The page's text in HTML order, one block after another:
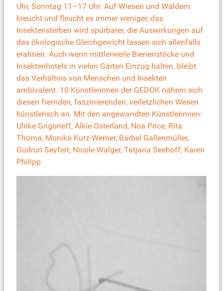
Uhr, Sonntag 11–17 Uhr. Auf Wiesen und Wäldern
kreucht und fleucht es immer weniger, das
Insektensterben wird spürbarer, die Auswirkungen auf
das ökologische Gleichgewicht lassen sich allenfalls
erahnen. Auch wenn mittlerweile Bienenstöcke und
Insektenhotels in vielen Gärten Einzug halten, bleibt
das Verhältnis von Menschen und Insekten
ambivalent. 10 Künstlerinnen der GEDOK nähern sich
diesen fremden, faszinierenden, verletzlichen Wesen
künstlerisch an. Mit den angewandten Künstlerinnen:
Ulrike Grigorieff, Alkie Osterland, Noa Price, Rita
Thoma, Monika Kurz-Werner, Bärbel Gallenmüller,
Gudrun Seyfert, Nicole Walger, Tatjana Seehoff, Karen
Philipp